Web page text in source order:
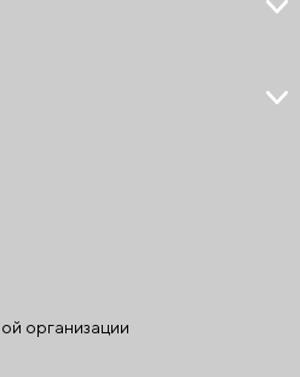
организации